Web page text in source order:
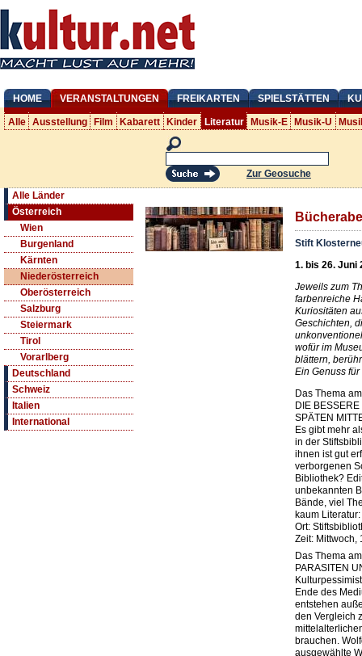
HOME VERANSTALTUNGEN FREIKARTEN SPIELSTÄTTEN
Alle Ausstellung Film Kabarett Kinder Literatur Musik-E Musik-U
Zur Geosuche
Alle Länder
Österreich
Wien
Burgenland
Kärnten
Niederösterreich
Oberösterreich
Salzburg
Steiermark
Tirol
Vorarlberg
Deutschland
Schweiz
Italien
International
Stift
1. bis 26. Juni
Jeweils zum
farbenreiche
Kuriositäten
Geschichten,
wofür im
blättern,
Ein Genuss
Das Thema
DIE
SPÄTEN
Es gibt mehr
in der
ihnen ist gut
verborgenen
Bibliothek?
unbekannten
Bände, viel
kaum
Ort:
Zeit: Mittwoch,
Das Thema
PARASITEN
Ende des
entstehen
den Vergleich
brauchen.
ausgewählte